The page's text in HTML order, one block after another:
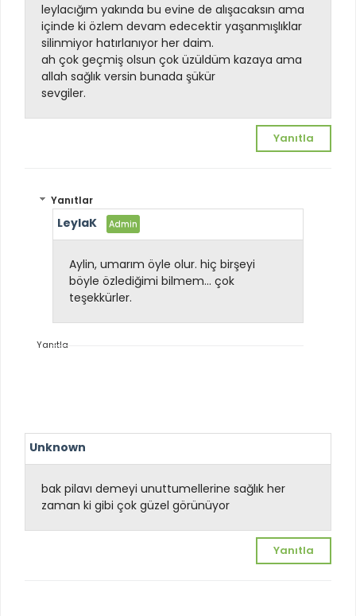
leylacığım yakında bu evine de alışacaksın ama
içinde ki özlem devam edecektir yaşanmışlıklar
silinmiyor hatırlanıyor her daim.
ah çok geçmiş olsun çok üzüldüm kazaya ama
allah sağlık versin bunada şükür
sevgiler.
Yanıtla
Yanıtlar
LeylaK
Aylin, umarım öyle olur. hiç birşeyi
böyle özlediğimi bilmem... çok
teşekkürler.
Yanıtla
Unknown
bak pilavı demeyi unuttumellerine sağlık her
zaman ki gibi çok güzel görünüyor
Yanıtla